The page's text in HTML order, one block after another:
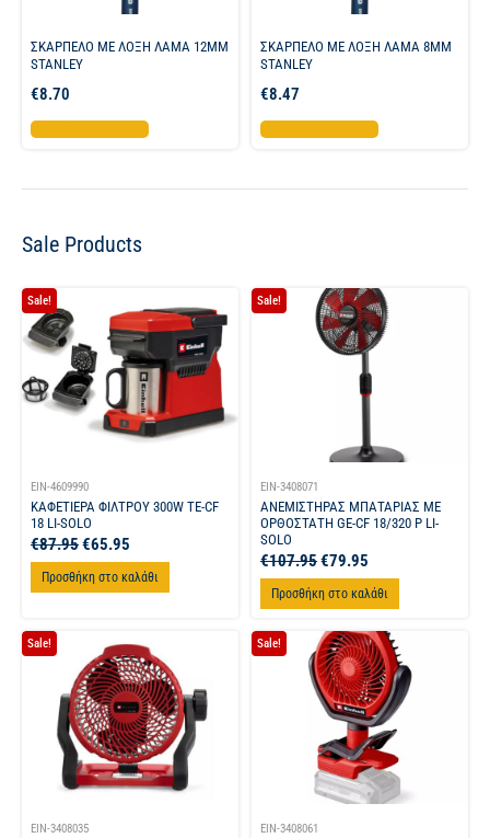
ΣΚΑΡΠΕΛΟ ΜΕ ΛΟΞΗ ΛΑΜΑ 12MM
STANLEY
€8.70
Προσθήκη στο καλάθι
ΣΚΑΡΠΕΛΟ ΜΕ ΛΟΞΗ ΛΑΜΑ 8MM
STANLEY
€8.47
Προσθήκη στο καλάθι
Sale Products
Sale!
EIN-4609990
ΚΑΦΕΤΙΕΡΑ ΦΙΛΤΡΟΥ 300W TE-CF
18 LI-SOLO
€87.95€65.95
Προσθήκη στο καλάθι
Sale!
EIN-3408071
ΑΝΕΜΙΣΤΗΡΑΣ ΜΠΑΤΑΡΙΑΣ ΜΕ
ΟΡΘΟΣΤΑΤΗ GE-CF 18/320 P LI-
SOLO
€107.95€79.95
Προσθήκη στο καλάθι
Sale!
EIN-3408035
Sale!
EIN-3408061